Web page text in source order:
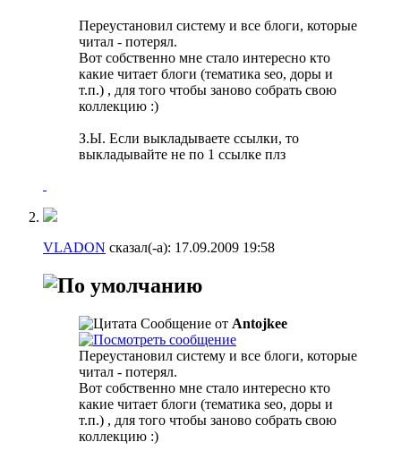
Переустановил систему и все блоги, которые
читал - потерял.
Вот собственно мне стало интересно кто
какие читает блоги (тематика seo, доры и
т.п.) , для того чтобы заново собрать свою
коллекцию :)
З.Ы. Если выкладываете ссылки, то
выкладывайте не по 1 ссылке плз
VLADON сказал(-а): 17.09.2009 19:58
Сообщение от Antojkee
Переустановил систему и все блоги, которые
читал - потерял.
Вот собственно мне стало интересно кто
какие читает блоги (тематика seo, доры и
т.п.) , для того чтобы заново собрать свою
коллекцию :)